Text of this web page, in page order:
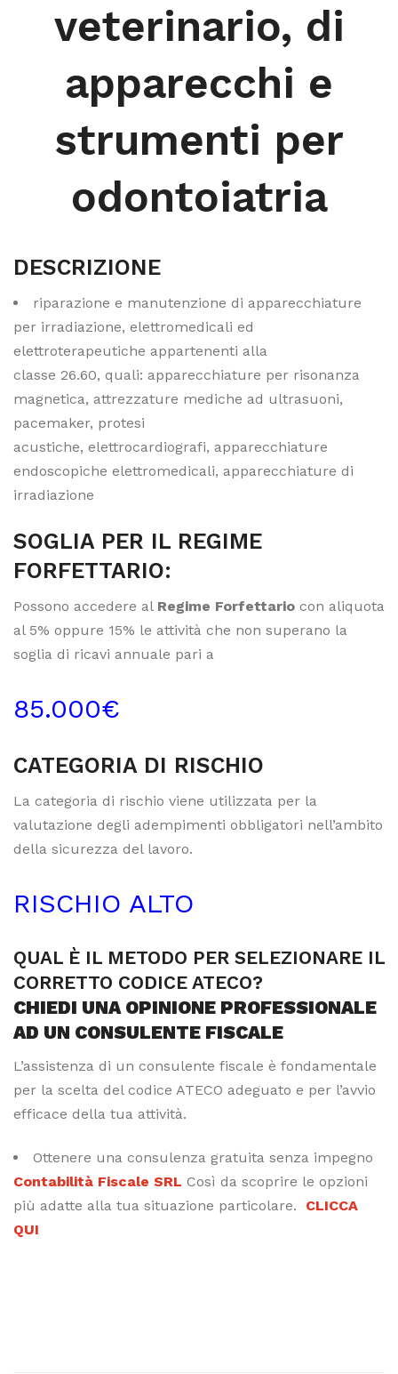
veterinario, di
apparecchi e
strumenti per
odontoiatria
DESCRIZIONE
riparazione e manutenzione di apparecchiature
per irradiazione, elettromedicali ed
elettroterapeutiche appartenenti alla
classe 26.60, quali: apparecchiature per risonanza
magnetica, attrezzature mediche ad ultrasuoni,
pacemaker, protesi
acustiche, elettrocardiografi, apparecchiature
endoscopiche elettromedicali, apparecchiature di
irradiazione
SOGLIA PER IL REGIME
FORFETTARIO:
Possono accedere al Regime Forfettario con aliquota
al 5% oppure 15% le attività che non superano la
soglia di ricavi annuale pari a
85.000€
CATEGORIA DI RISCHIO
La categoria di rischio viene utilizzata per la
valutazione degli adempimenti obbligatori nell’ambito
della sicurezza del lavoro.
RISCHIO ALTO
QUAL È IL METODO PER SELEZIONARE IL
CORRETTO CODICE ATECO?
CHIEDI UNA OPINIONE PROFESSIONALE
AD UN CONSULENTE FISCALE
L’assistenza di un consulente fiscale è fondamentale
per la scelta del codice ATECO adeguato e per l’avvio
efficace della tua attività.
Ottenere una consulenza gratuita senza impegno
Contabilità Fiscale SRL Così da scoprire le opzioni
più adatte alla tua situazione particolare. CLICCA
QUI